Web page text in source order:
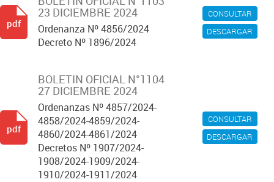
CONSULTAR
DESCARGAR
23 DICIEMBRE 2024
Ordenanza Nº 4856/2024
Decreto Nº 1896/2024
pdf
CONSULTAR
DESCARGAR
BOLETIN OFICIAL N°1104
27 DICIEMBRE 2024
Ordenanzas Nº 4857/2024-
4858/2024-4859/2024-
4860/2024-4861/2024
Decretos Nº 1907/2024-
1908/2024-1909/2024-
1910/2024-1911/2024
pdf